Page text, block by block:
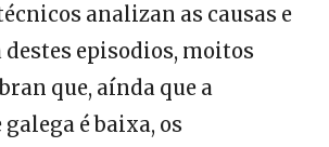
analizan as causas e
episodios, moitos
que, aínda que a
é baixa, os